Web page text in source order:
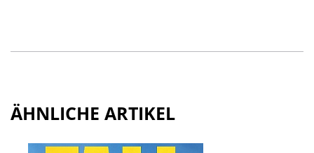
ÄHNLICHE ARTIKEL